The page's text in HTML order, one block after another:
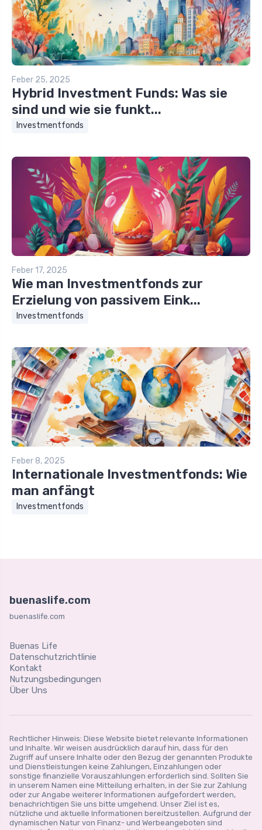
Feber 25, 2025
Hybrid Investment Funds: Was sie
sind und wie sie funkt...
Investmentfonds
Feber 17, 2025
Wie man Investmentfonds zur
Erzielung von passivem Eink...
Investmentfonds
Feber 8, 2025
Internationale Investmentfonds: Wie
man anfängt
Investmentfonds
buenaslife.com
buenaslife.com
Buenas Life
Datenschutzrichtlinie
Kontakt
Nutzungsbedingungen
Über Uns
Rechtlicher Hinweis: Diese Website bietet relevante Informationen
und Inhalte. Wir weisen ausdrücklich darauf hin, dass für den
Zugriff auf unsere Inhalte oder den Bezug der genannten Produkte
und Dienstleistungen keine Zahlungen, Einzahlungen oder
sonstige finanzielle Vorauszahlungen erforderlich sind. Sollten Sie
in unserem Namen eine Mitteilung erhalten, in der Sie zur Zahlung
oder zur Angabe weiterer Informationen aufgefordert werden,
benachrichtigen Sie uns bitte umgehend. Unser Ziel ist es,
nützliche und aktuelle Informationen bereitzustellen. Aufgrund der
dynamischen Natur von Finanz- und Werbeangeboten sind